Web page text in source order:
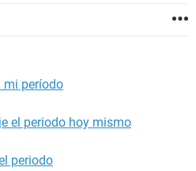
mi período
el periodo hoy mismo
periodo